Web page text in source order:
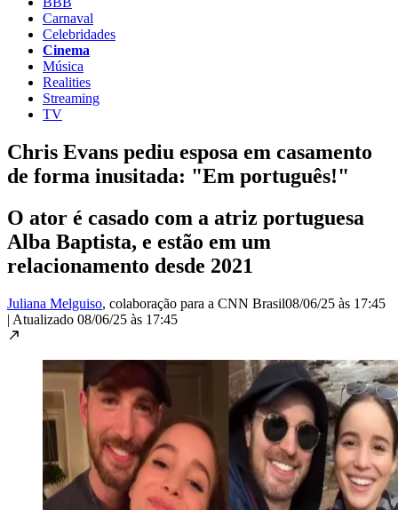
Carnaval
Celebridades
Cinema
Música
Realities
Streaming
TV
Chris Evans pediu esposa em casamento
de forma inusitada: "Em português!"
O ator é casado com a atriz portuguesa
Alba Baptista, e estão em um
relacionamento desde 2021
Juliana Melguiso, colaboração para a CNN Brasil08/06/25 às 17:45
| Atualizado 08/06/25 às 17:45